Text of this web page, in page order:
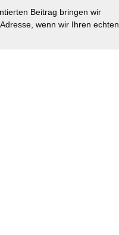
Beitrag bringen wir
wenn wir Ihren echten